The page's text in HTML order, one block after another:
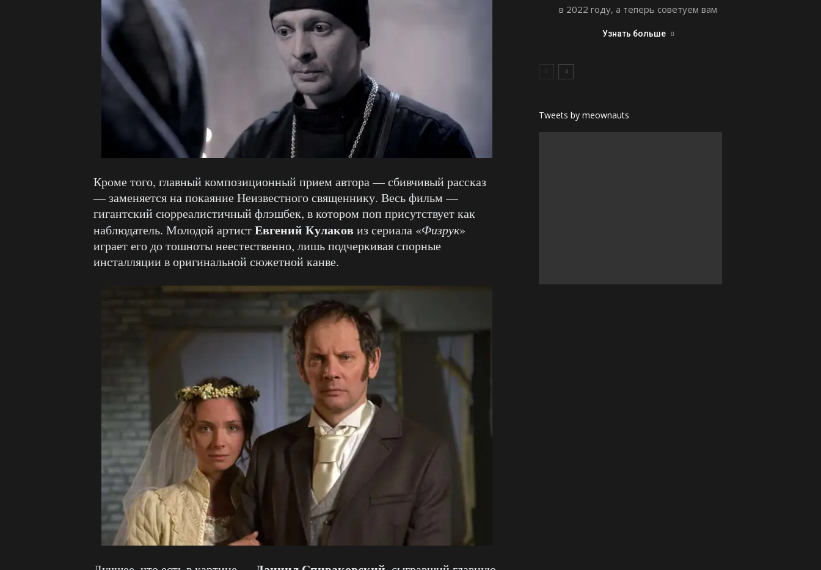
Кроме того, главный композиционный прием автора — сбивчивый рассказ
— заменяется на покаяние Неизвестного священнику. Весь фильм —
гигантский сюрреалистичный флэшбек, в котором поп присутствует как
наблюдатель. Молодой артистЕвгений Кулаковиз сериала «Физрук»
играет его до тошноты неестественно, лишь подчеркивая спорные
инсталляции в оригинальной сюжетной канве.
в 2022 году, а теперь советуем вам
Узнать больше
Tweets by meownauts